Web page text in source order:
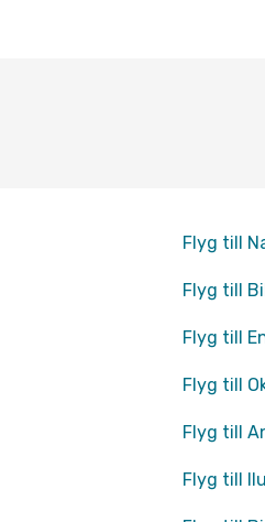
Flyg till
Flyg till
Flyg till
Flyg till
Flyg till
Flyg till Ilu